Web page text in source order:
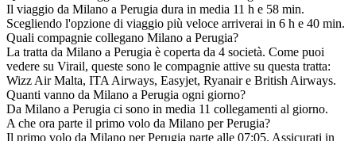
Il viaggio da Milano a Perugia dura in media 11 h e 58 min.
Scegliendo l'opzione di viaggio più veloce arriverai in 6 h e 40 min.
Quali compagnie collegano Milano a Perugia?
La tratta da Milano a Perugia è coperta da 4 società. Come puoi
vedere su Virail, queste sono le compagnie attive su questa tratta:
Wizz Air Malta, ITA Airways, Easyjet, Ryanair e British Airways.
Quanti vanno da Milano a Perugia ogni giorno?
Da Milano a Perugia ci sono in media 11 collegamenti al giorno.
A che ora parte il primo volo da Milano per Perugia?
Il primo volo da Milano per Perugia parte alle 07:05. Assicurati in